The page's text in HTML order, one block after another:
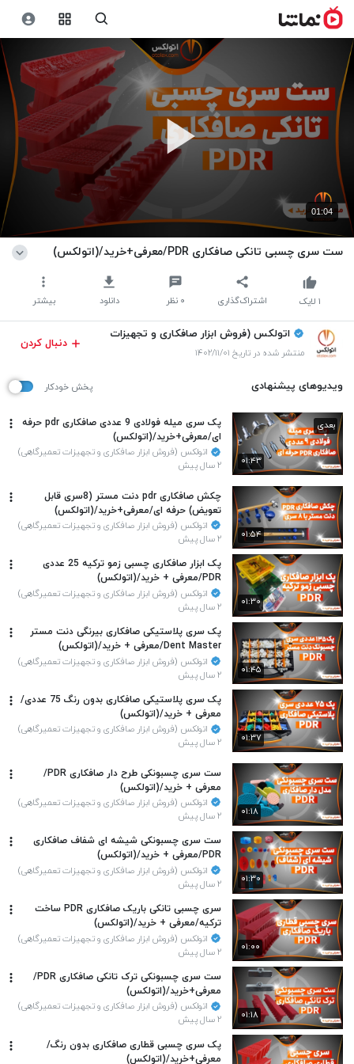
01:04
ست سری چسبی تانکی صافکاری PDR/معرفی+خرید/(اتولکس)
اشتراک‌گذاری ۰ نظر دانلود بیشتر ۱ لایک
اتولکس (فروش ابزار صافکاری و تجهیزات
تعمیرگاهی)
منتشر شده در تاریخ ۱۴۰۲/۱۱/۰۱
دنبال کردن
ویدیوهای پیشنهادی پخش خودکار
۰۱:۴۳
بعدی
پک سری میله فولادی 9 عددی صافکاری pdr حرفه
ای/معرفی+خرید/(اتولکس)
اتولکس (فروش ابزار صافکاری و تجهیزات تعمیرگاهی)
۲ سال پیش
۰۱:۵۴
چکش صافکاری pdr دنت مستر (8سری قابل
تعویض) حرفه ای/معرفی+خرید/(اتولکس)
اتولکس (فروش ابزار صافکاری و تجهیزات تعمیرگاهی)
۲ سال پیش
۰۱:۳۰
پک ابزار صافکاری چسبی زمو ترکیه 25 عددی
PDR/معرفی + خرید/(اتولکس)
اتولکس (فروش ابزار صافکاری و تجهیزات تعمیرگاهی)
۲ سال پیش
۰۱:۴۵
پک سری پلاستیکی صافکاری بیرنگی دنت مستر
Dent Master/معرفی + خرید/(اتولکس)
اتولکس (فروش ابزار صافکاری و تجهیزات تعمیرگاهی)
۲ سال پیش
۰۱:۳۷
پک سری پلاستیکی صافکاری بدون رنگ 75 عددی/
معرفی + خرید/(اتولکس)
اتولکس (فروش ابزار صافکاری و تجهیزات تعمیرگاهی)
۲ سال پیش
۰۱:۱۸
ست سری چسبونکی طرح دار صافکاری PDR/
معرفی + خرید/(اتولکس)
اتولکس (فروش ابزار صافکاری و تجهیزات تعمیرگاهی)
۲ سال پیش
۰۱:۳۰
ست سری چسبونکی شیشه ای شفاف صافکاری
PDR/معرفی + خرید/(اتولکس)
اتولکس (فروش ابزار صافکاری و تجهیزات تعمیرگاهی)
۲ سال پیش
۰۱:۰۰
سری چسبی تانکی باریک صافکاری PDR ساخت
ترکیه/معرفی + خرید/(اتولکس)
اتولکس (فروش ابزار صافکاری و تجهیزات تعمیرگاهی)
۲ سال پیش
۰۱:۱۸
ست سری چسبونکی ترک تانکی صافکاری PDR/
معرفی+خرید/(اتولکس)
اتولکس (فروش ابزار صافکاری و تجهیزات تعمیرگاهی)
۲ سال پیش
پک سری چسبی قطاری صافکاری بدون رنگ/
معرفی+خرید/(اتولکس)